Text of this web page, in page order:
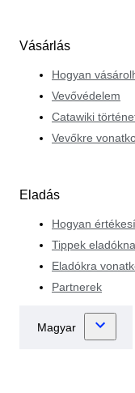
Vásárlás
Hogyan
Vevővédelem
Catawiki
Vevőkre
Eladás
Hogyan
Tippek
Eladókra
Partnerek